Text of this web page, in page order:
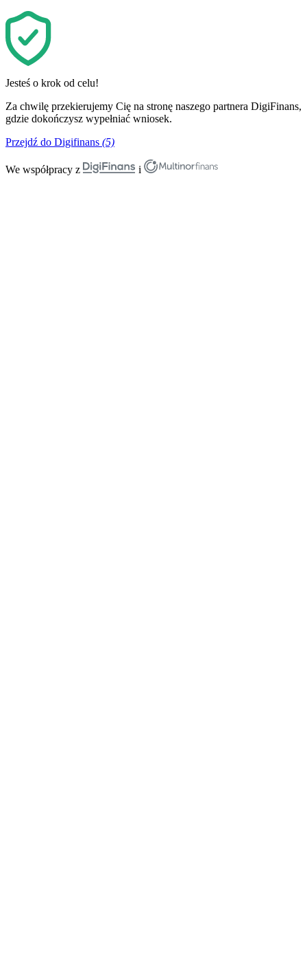
Jesteś o krok od celu!
Za chwilę przekierujemy Cię na stronę naszego partnera DigiFinans,
gdzie dokończysz wypełniać wniosek.
Przejdź do Digifinans (5)
We współpracy z i